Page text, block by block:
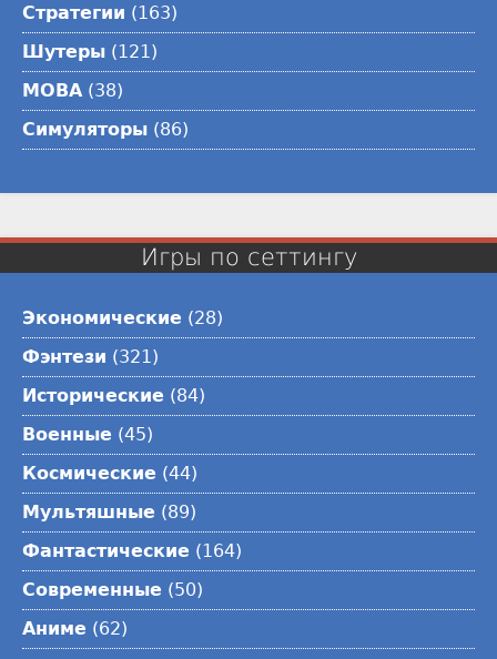
Стратегии (163)
Шутеры (121)
MOBA (38)
Симуляторы (86)
Игры по сеттингу
Экономические (28)
Фэнтези (321)
Исторические (84)
Военные (45)
Космические (44)
Мультяшные (89)
Фантастические (164)
Современные (50)
Аниме (62)